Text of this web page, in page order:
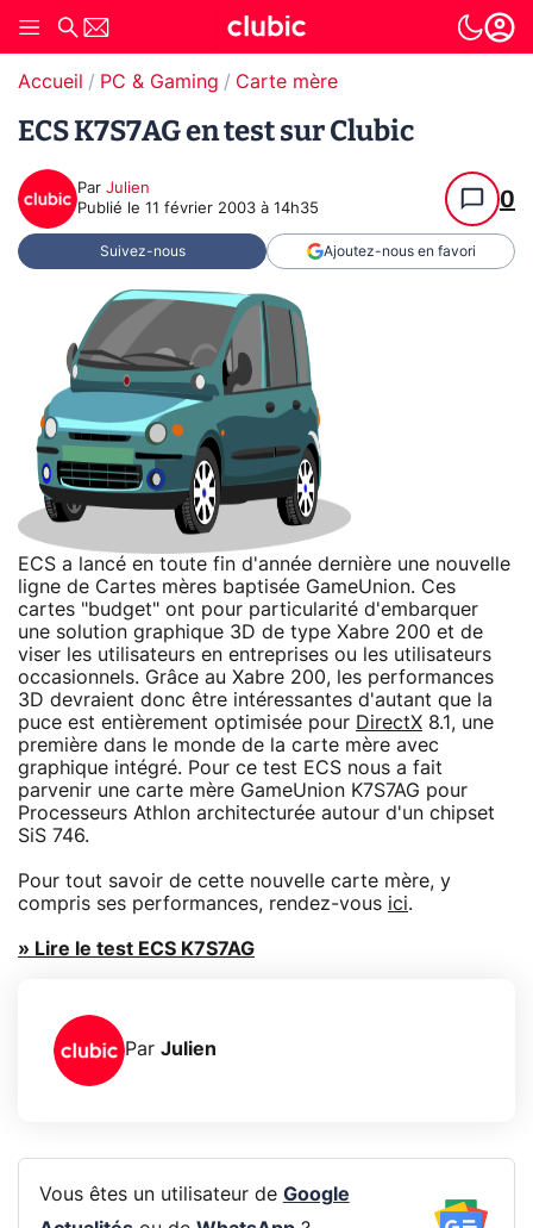
Accueil PC & Gaming Carte mère
ECS K7S7AG en test sur Clubic
Par Julien
Publié le 11 février 2003 à 14h35 0
Suivez-nous Ajoutez-nous en favori
ECS a lancé en toute fin d'année dernière une nouvelle
ligne de Cartes mères baptisée GameUnion. Ces
cartes "budget" ont pour particularité d'embarquer
une solution graphique 3D de type Xabre 200 et de
viser les utilisateurs en entreprises ou les utilisateurs
occasionnels. Grâce au Xabre 200, les performances
3D devraient donc être intéressantes d'autant que la
puce est entièrement optimisée pour DirectX 8.1, une
première dans le monde de la carte mère avec
graphique intégré. Pour ce test ECS nous a fait
parvenir une carte mère GameUnion K7S7AG pour
Processeurs Athlon architecturée autour d'un chipset
SiS 746.
Pour tout savoir de cette nouvelle carte mère, y
compris ses performances, rendez-vous ici.
» Lire le test ECS K7S7AG
Par Julien
Vous êtes un utilisateur de Google